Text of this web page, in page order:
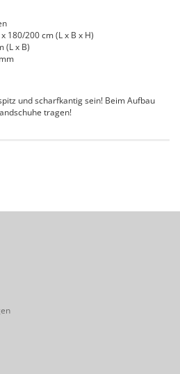
180/200 cm (L x B x H)
(L x B)
und scharfkantig sein! Beim Aufbau
tragen!